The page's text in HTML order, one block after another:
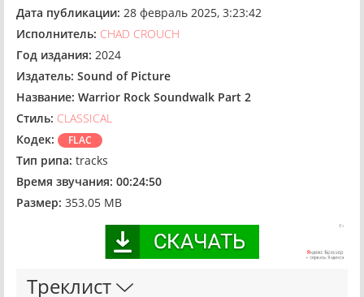
Дата публикации: 28 февраль 2025, 3:23:42
Исполнитель: CHAD CROUCH
Год издания: 2024
Издатель: Sound of Picture
Название: Warrior Rock Soundwalk Part 2
Стиль: CLASSICAL
Кодек:
FLAC
Тип рипа: tracks
Время звучания: 00:24:50
Размер: 353.05 MB
Треклист